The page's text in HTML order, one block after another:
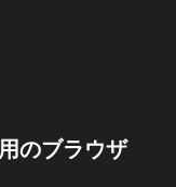
のブラウザ